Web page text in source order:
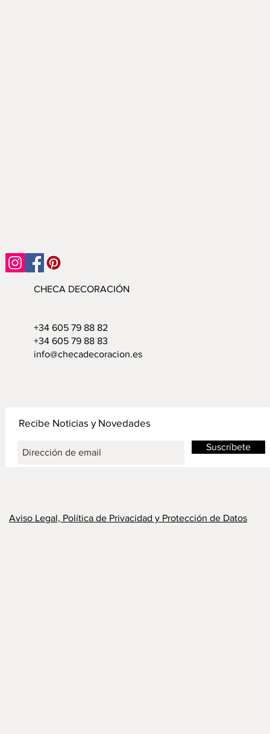
CHECA DECORACIÓN
+34 605 79 88 82
+34 605 79 88 83
info@checadecoracion.es
Recibe Noticias y Novedades
Suscríbete
Aviso Legal, Política de Privacidad y Protección de Datos